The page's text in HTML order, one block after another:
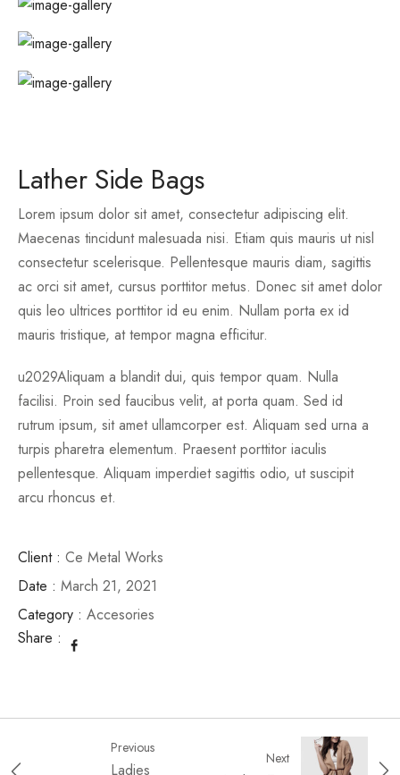
Lather Side Bags
Lorem ipsum dolor sit amet, consectetur adipiscing elit.
Maecenas tincidunt malesuada nisi. Etiam quis mauris ut nisl
consectetur scelerisque. Pellentesque mauris diam, sagittis
ac orci sit amet, cursus porttitor metus. Donec sit amet dolor
quis leo ultrices porttitor id eu enim. Nullam porta ex id
mauris tristique, at tempor magna efficitur.
u2029Aliquam a blandit dui, quis tempor quam. Nulla
facilisi. Proin sed faucibus velit, at porta quam. Sed id
rutrum ipsum, sit amet ullamcorper est. Aliquam sed urna a
turpis pharetra elementum. Praesent porttitor iaculis
pellentesque. Aliquam imperdiet sagittis odio, ut suscipit
arcu rhoncus et.
Client : Ce Metal Works
Date : March 21, 2021
Category : Accesories
Share :
Previous
Ladies
Next